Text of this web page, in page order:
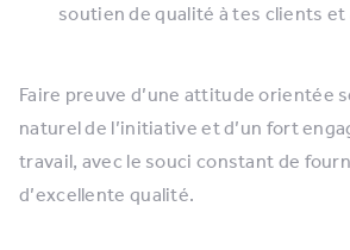
soutien de qualité à tes clients et
Faire preuve d’une attitude orientée
naturel de l’initiative et d’un fort
travail, avec le souci constant de
d’excellente qualité.